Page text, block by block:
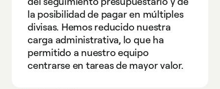
la posibilidad de pagar en múltiples
divisas. Hemos reducido nuestra
carga administrativa, lo que ha
permitido a nuestro equipo
centrarse en tareas de mayor valor.